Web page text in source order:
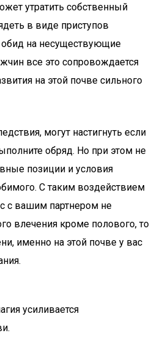
утратить собственный
в виде приступов
обид на несуществующие
все это сопровождается
на этой почве сильного
могут настигнуть если
обряд. Но при этом не
позиции и условия
С таким воздействием
с вашим партнером не
влечения кроме полового, то
именно на этой почве у вас
усиливается